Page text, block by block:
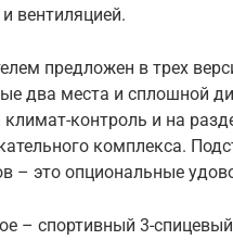
вентиляцией.
предложен в трех
два места и сплошной
контроль и на
комплекса.
– это опциональные
– спортивный 3-